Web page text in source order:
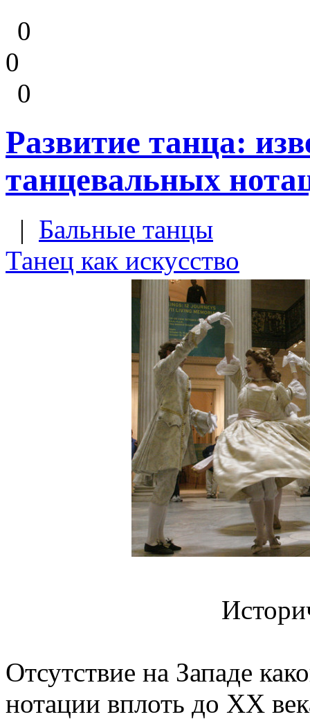
0
0
0
Развитие танца:
танцевальных
| Бальные танцы
Танец как искусство
Отсутствие на Западе
нотации вплоть до XX